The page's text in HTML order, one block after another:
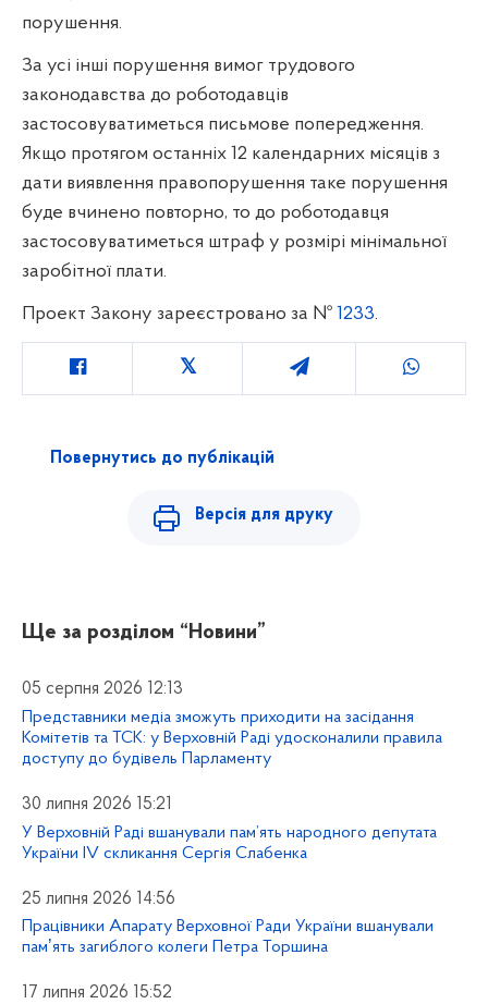
порушення.
За усі інші порушення вимог трудового
законодавства до роботодавців
застосовуватиметься письмове попередження.
Якщо протягом останніх 12 календарних місяців з
дати виявлення правопорушення таке порушення
буде вчинено повторно, то до роботодавця
застосовуватиметься штраф у розмірі мінімальної
заробітної плати.
Проект Закону зареєстровано за № 1233.
Повернутись до публікацій
Версія для друку
Ще за розділом “Новини”
05 серпня 2026 12:13
Представники медіа зможуть приходити на засідання
Комітетів та ТСК: у Верховній Раді удосконалили правила
доступу до будівель Парламенту
30 липня 2026 15:21
У Верховній Раді вшанували пам’ять народного депутата
України IV скликання Сергія Слабенка
25 липня 2026 14:56
Працівники Апарату Верховної Ради України вшанували
памʼять загиблого колеги Петра Торшина
17 липня 2026 15:52